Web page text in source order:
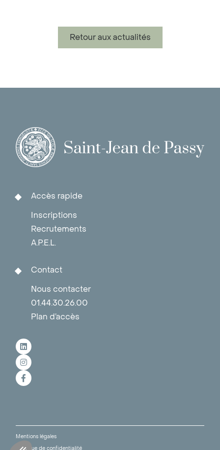
Retour aux actualités
Accès rapide
Inscriptions
Recrutements
A.P.E.L.
Contact
Nous contacter
01.44.30.26.00
Plan d’accès
Mentions légales
Politique de confidentialité